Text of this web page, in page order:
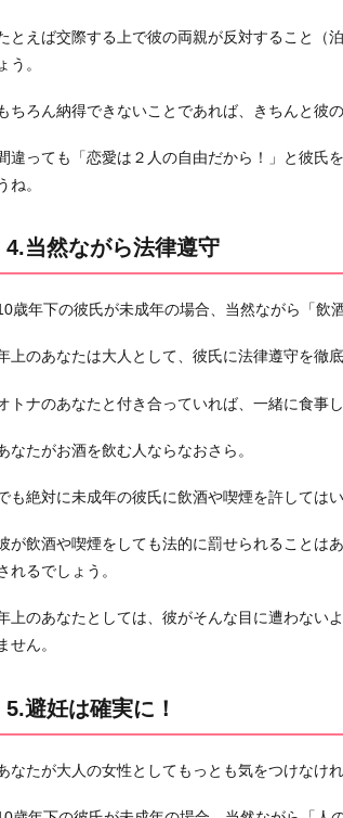
とえば交際する上で彼の両親が反対すること（
ょう。
ちろん納得できないことであれば、きちんと彼
違っても「恋愛は２人の自由だから！」と彼氏
ね。
4.当然ながら法律遵守
歳年下の彼氏が未成年の場合、当然ながら「飲
上のあなたは大人として、彼氏に法律遵守を徹底
トナのあなたと付き合っていれば、一緒に食事
なたがお酒を飲む人ならなおさら。
も絶対に未成年の彼氏に飲酒や喫煙を許してはい
が飲酒や喫煙をしても法的に罰せられることは
れるでしょう。
上のあなたとしては、彼がそんな目に遭わない
せん。
5.避妊は確実に！
なたが大人の女性としてもっとも気をつけなけ